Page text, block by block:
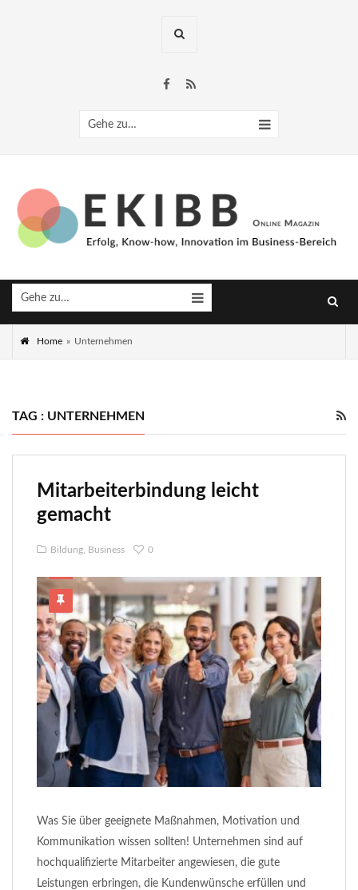
Gehe zu…
Gehe zu…
Home » Unternehmen
TAG : UNTERNEHMEN
Mitarbeiterbindung leicht
gemacht
Bildung Business 0
Was Sie über geeignete Maßnahmen, Motivation und
Kommunikation wissen sollten! Unternehmen sind auf
hochqualifizierte Mitarbeiter angewiesen, die gute
Leistungen erbringen, die Kundenwünsche erfüllen und